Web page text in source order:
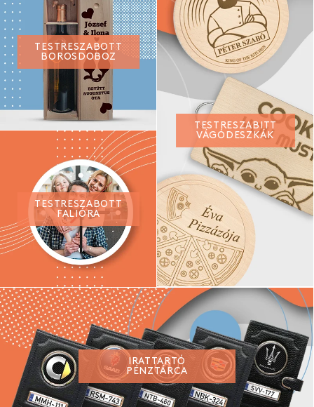
TESTRESZABOTT
BOROSDOBOZ
TESTRESZABITT
VÁGÓDESZKÁK
TESTRESZABOTT
FALIÓRA
IRATTARTÓ
PÉNZTÁRCA